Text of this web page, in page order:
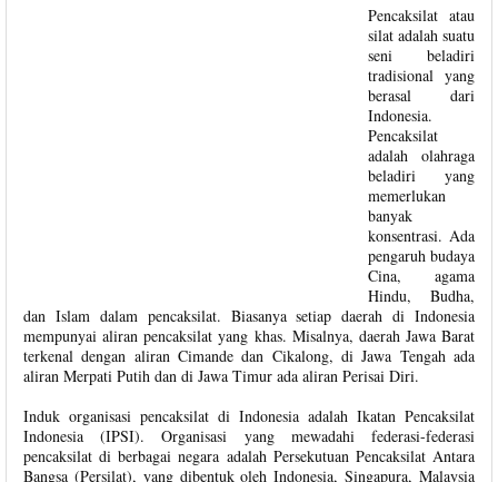
Pencaksilat atau
silat adalah suatu
seni beladiri
tradisional yang
berasal dari
Indonesia.
Pencaksilat
adalah olahraga
beladiri yang
memerlukan
banyak
konsentrasi. Ada
pengaruh budaya
Cina, agama
Hindu, Budha,
dan Islam dalam pencaksilat. Biasanya setiap daerah di Indonesia
mempunyai aliran pencaksilat yang khas. Misalnya, daerah Jawa Barat
terkenal dengan aliran Cimande dan Cikalong, di Jawa Tengah ada
aliran Merpati Putih dan di Jawa Timur ada aliran Perisai Diri.
Induk organisasi pencaksilat di Indonesia adalah Ikatan Pencaksilat
Indonesia (IPSI). Organisasi yang mewadahi federasi-federasi
pencaksilat di berbagai negara adalah Persekutuan Pencaksilat Antara
Bangsa (Persilat), yang dibentuk oleh Indonesia, Singapura, Malaysia